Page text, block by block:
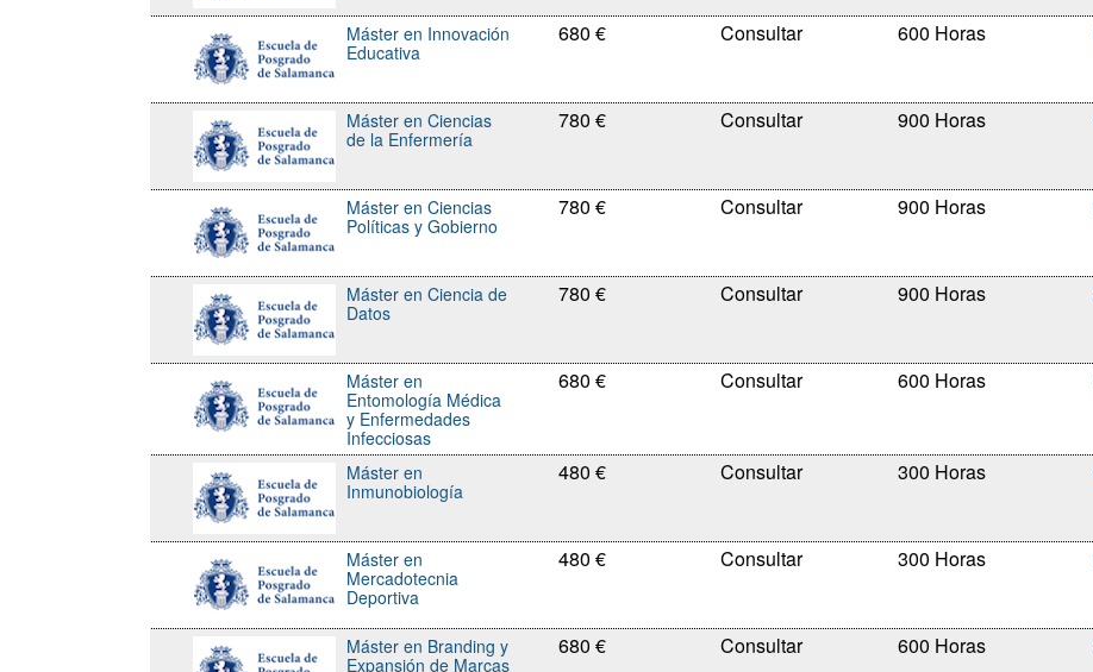
Máster en Innovación
Educativa
680 € 600 Horas
Máster en Ciencias
de la Enfermería
780 € 900 Horas
Máster en Ciencias
Políticas y Gobierno
780 € 900 Horas
Máster en Ciencia de
Datos
780 € 900 Horas
Máster en
Entomología Médica
y Enfermedades
Infecciosas
680 € 600 Horas
Máster en
Inmunobiología
480 € 300 Horas
Máster en
Mercadotecnia
Deportiva
480 € 300 Horas
Máster en Branding y
Expansión de Marcas
680 € 600 Horas